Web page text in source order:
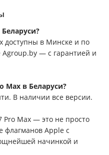
доступны в Минске и по
— с гарантией и
Max в Беларуси?
В наличии все версии.
Pro Max — это не просто
флагманов Apple с
начинкой и